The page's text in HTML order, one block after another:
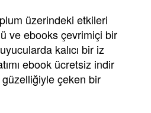
üzerindeki etkileri
ve ebooks çevrimiçi bir
kalıcı bir iz
ebook ücretsiz indir
güzelliğiyle çeken bir